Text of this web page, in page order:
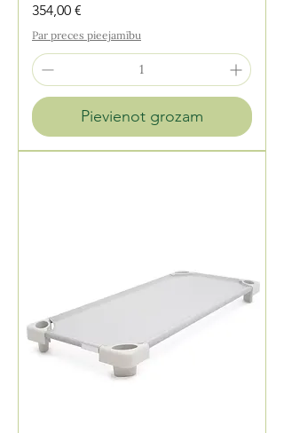
Cena
354,00 €
Par preces pieejamību
Pievienot grozam